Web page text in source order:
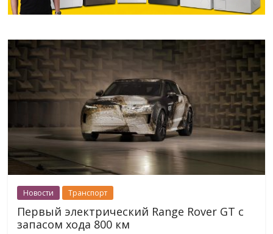
Новости Транспорт
Первый электрический Range Rover GT с
запасом хода 800 км